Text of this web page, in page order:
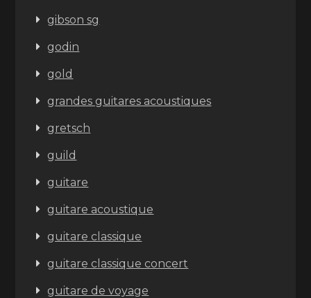
gibson sg
godin
gold
grandes guitares acoustiques
gretsch
guild
guitare
guitare acoustique
guitare classique
guitare classique concert
guitare de voyage